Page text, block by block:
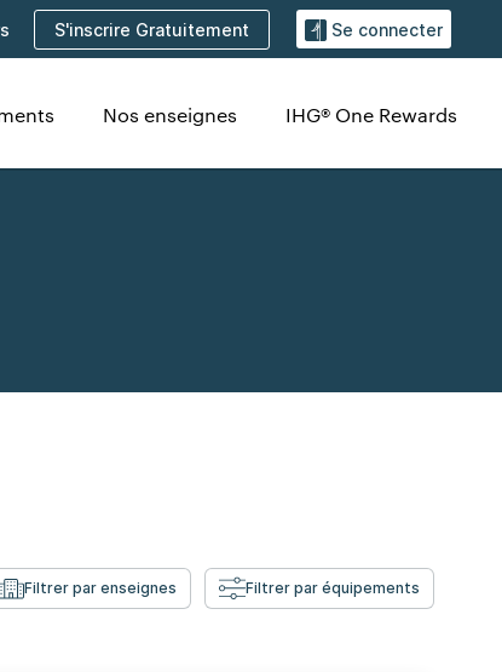
S'inscrire Gratuitement Se connecter
Nos enseignes IHG® One Rewards
Filtrer par enseignes Filtrer par équipements